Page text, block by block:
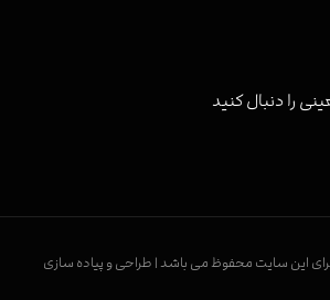
را دنبال کنید
این سایت محفوظ می باشد | طراحی و پیاده سازی